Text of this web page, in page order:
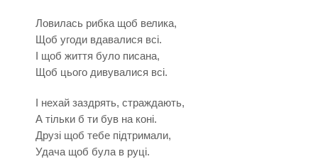
Ловилась рибка щоб велика,
Щоб угоди вдавалися всі.
І щоб життя було писана,
Щоб цього дивувалися всі.
І нехай заздрять, страждають,
А тільки б ти був на коні.
Друзі щоб тебе підтримали,
Удача щоб була в руці.